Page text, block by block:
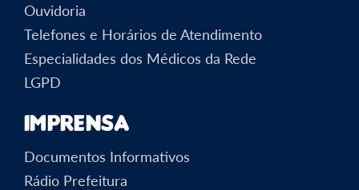
Ouvidoria
Telefones e Horários de Atendimento
Especialidades dos Médicos da Rede
LGPD
Imprensa
Documentos Informativos
Rádio Prefeitura